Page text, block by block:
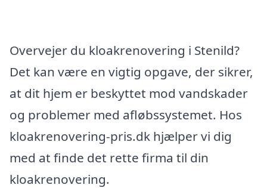
Overvejer du kloakrenovering i Stenild?
Det kan være en vigtig opgave, der sikrer,
at dit hjem er beskyttet mod vandskader
og problemer med afløbssystemet. Hos
kloakrenovering-pris.dk hjælper vi dig
med at finde det rette firma til din
kloakrenovering.